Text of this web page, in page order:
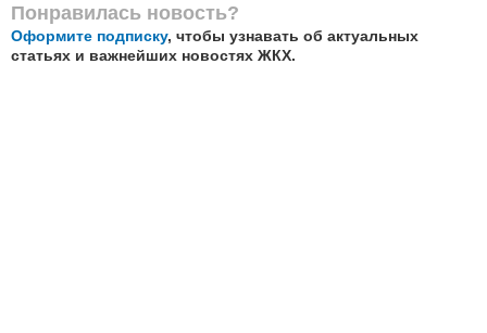
Понравилась новость?
Оформите подписку, чтобы узнавать об актуальных
статьях и важнейших новостях ЖКХ.